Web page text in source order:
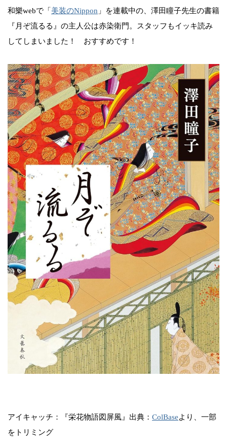
和樂webで「 美装のNippon 」を連載中の、澤田瞳子先生の書籍
『月ぞ流るる』の主人公は赤染衛門。スタッフもイッキ読み
してしまいました！ おすすめです！
アイキャッチ：『栄花物語図屏風』出典： ColBaseより、一部
をトリミング